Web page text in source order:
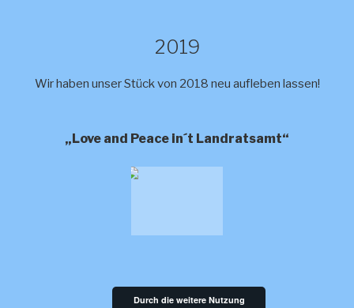
2019
Wir haben unser Stück von 2018 neu aufleben lassen!
„Love and Peace in´t Landratsamt“
Durch die weitere Nutzung